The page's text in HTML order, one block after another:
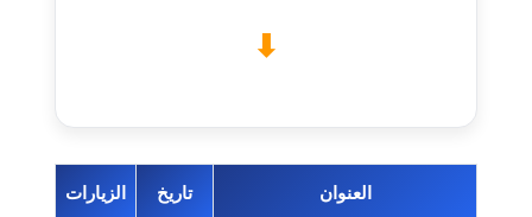
مدونة اريج الشرفا
مدونة اسلام أبو علم
العنوان تاريخ الزيارات